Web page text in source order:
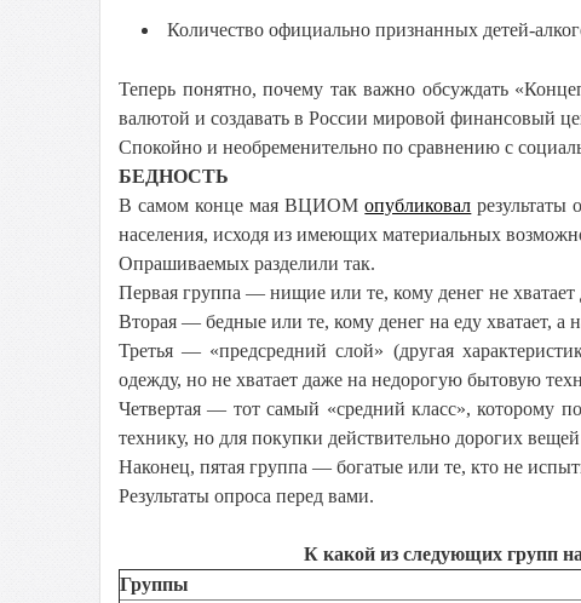
Количество официально признанных детей-
Теперь понятно, почему так важно обсуждать
валютой и создавать в России мировой финансовый
Спокойно и необременительно по сравнению с
БЕДНОСТЬ
В самом конце мая ВЦИОМопубликовал результаты
населения, исходя из имеющих материальных
Опрашиваемых разделили так.
Первая группа — нищие или те, кому денег не
Вторая — бедные или те, кому денег на еду хватает, а
Третья — «предсредний слой» (другая
одежду, но не хватает даже на недорогую бытовую
Четвертая — тот самый «средний класс»,
технику, но для покупки действительно дорогих
Наконец, пятая группа — богатые или те, кто не
Результаты опроса перед вами.
К какой из следующих групп
Группы